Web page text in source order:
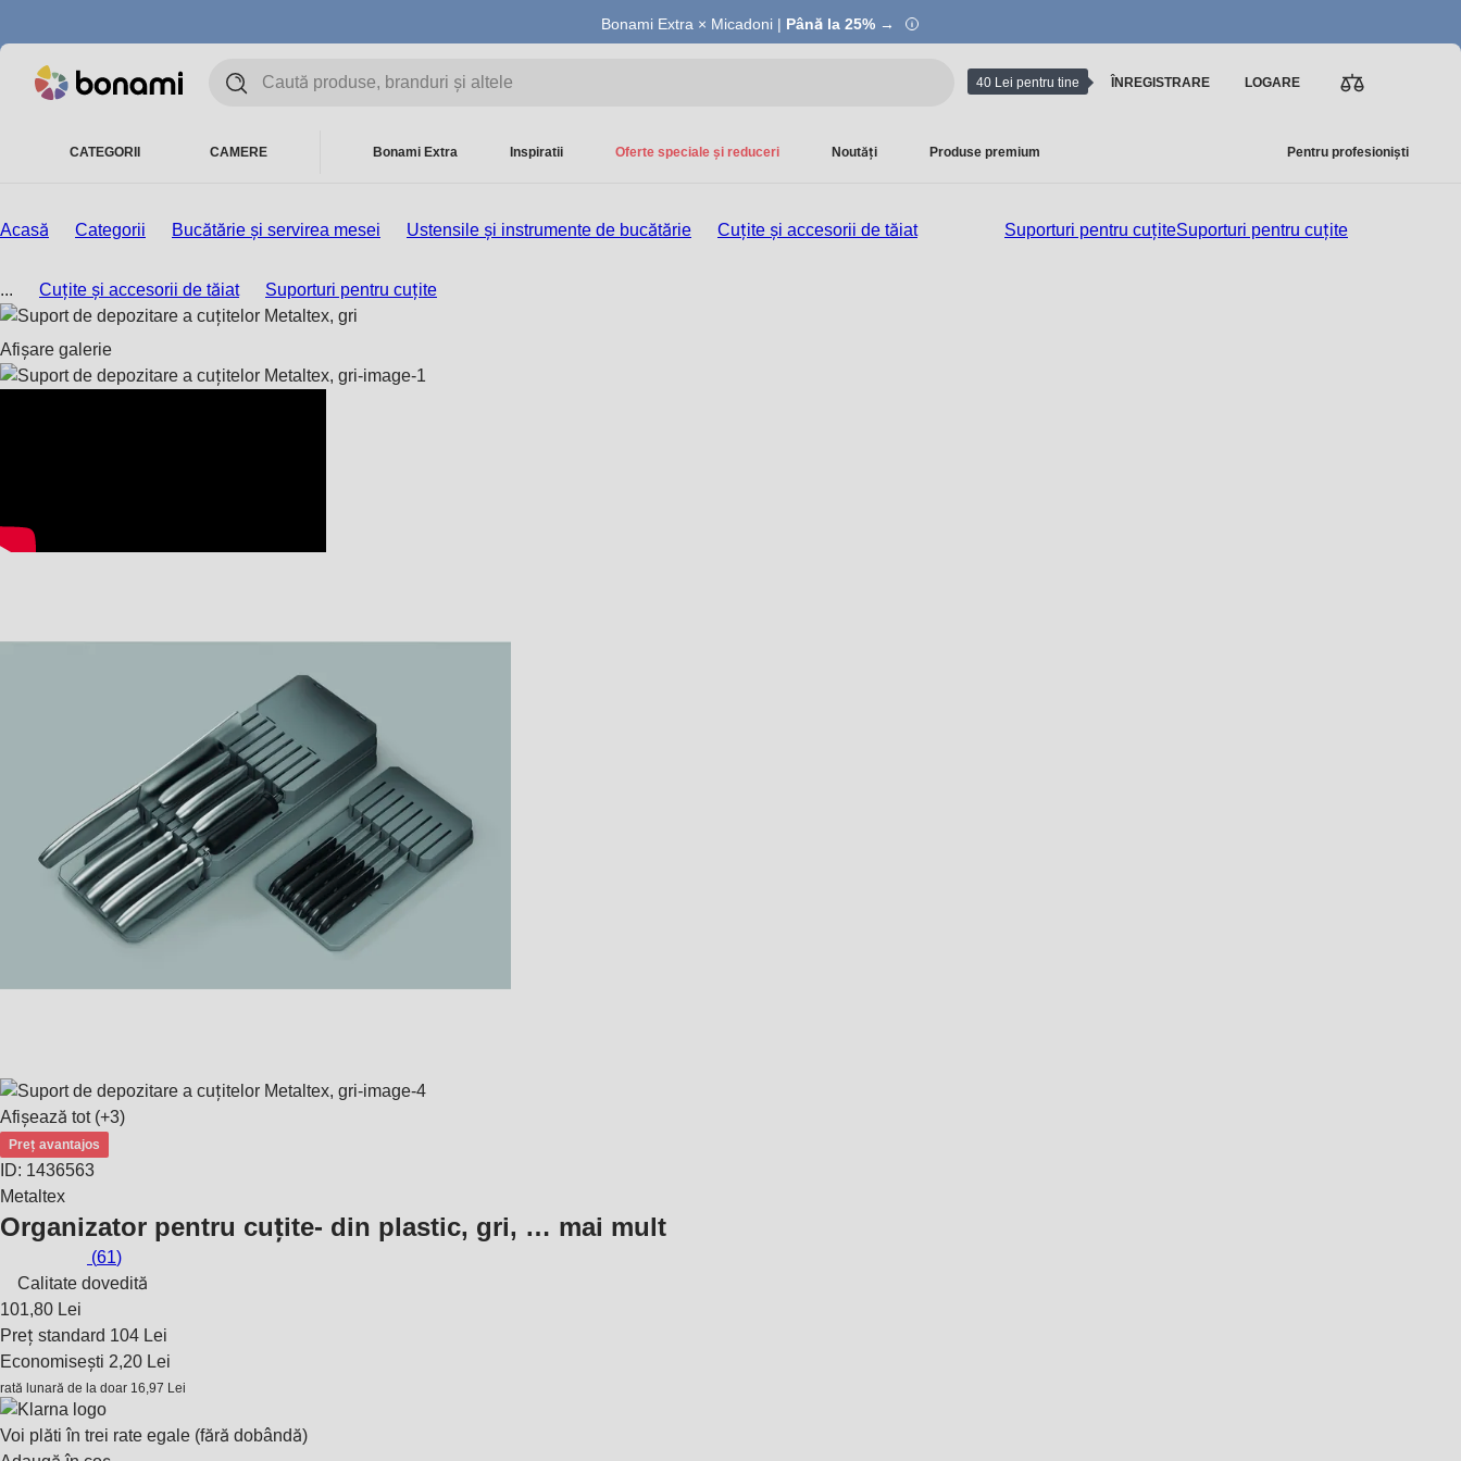
Bonami Extra × Micadoni | Până la 25% →
Summer Sale | Economisești până la 40% →
40 Lei pentru tine ÎNREGISTRARE LOGARE
CATEGORII CAMERE Bonami Extra Inspiratii Oferte speciale și reduceri Noutăți Produse premium Pentru profesioniști
Acasă Categorii Bucătărie și servirea mesei Ustensile și instrumente de bucătărie Cuțite și accesorii de tăiat Suporturi pentru cuțiteSuporturi pentru cuțite
... Cuțite și accesorii de tăiat Suporturi pentru cuțite
Afișare galerie
Afișează tot(+3)
Preț avantajos
ID: 1436563
Metaltex
Organizator pentru cuțite- din plastic, gri, … mai mult
(61)
Calitate dovedită
101,80 Lei
Preț standard 104 Lei
Economisești 2,20 Lei
rată lunară de la doar 16,97 Lei
Voi plăti în trei rate egale (fără dobândă)